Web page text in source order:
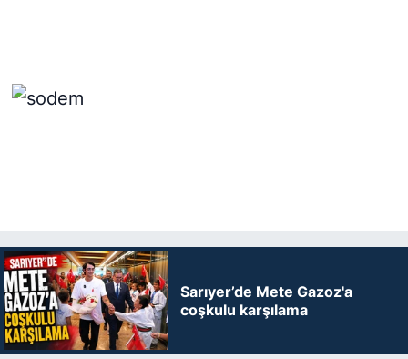
Sarıyer’de Mete Gazoz'a
coşkulu karşılama